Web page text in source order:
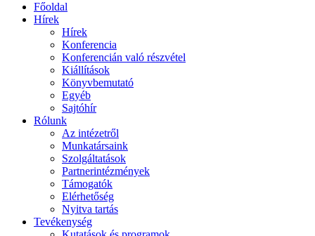
Főoldal
Hírek
Hírek
Konferencia
Konferencián való részvétel
Kiállítások
Könyvbemutató
Egyéb
Sajtóhír
Rólunk
Az intézetről
Munkatársaink
Szolgáltatások
Partnerintézmények
Támogatók
Elérhetőség
Nyitva tartás
Tevékenység